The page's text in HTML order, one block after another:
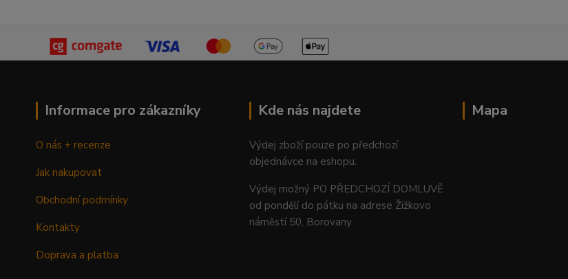
Informace pro zákazníky
O nás + recenze
Jak nakupovat
Obchodní podmínky
Kontakty
Doprava a platba
Kde nás najdete
Výdej zboží pouze po předchozí
objednávce na eshopu.
Výdej možný PO PŘEDCHOZÍ DOMLUVĚ
od pondělí do pátku na adrese Žižkovo
náměstí 50, Borovany.
Mapa